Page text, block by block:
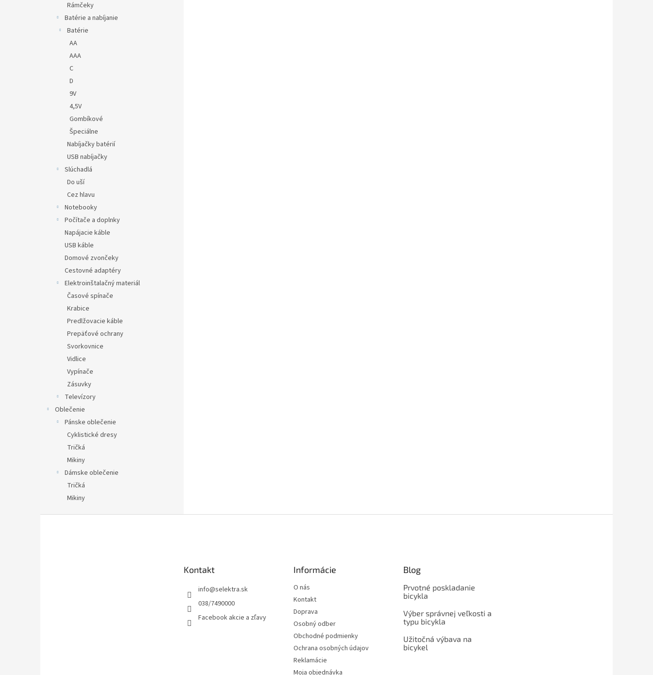
Rámčeky
Batérie a nabíjanie
Batérie
AA
AAA
C
D
9V
4,5V
Gombíkové
Špeciálne
Nabíjačky batérií
USB nabíjačky
Slúchadlá
Do uší
Cez hlavu
Notebooky
Počítače a doplnky
Napájacie káble
USB káble
Domové zvončeky
Cestovné adaptéry
Elektroinštalačný materiál
Časové spínače
Krabice
Predlžovacie káble
Prepäťové ochrany
Svorkovnice
Vidlice
Vypínače
Zásuvky
Televízory
Oblečenie
Pánske oblečenie
Cyklistické dresy
Tričká
Mikiny
Dámske oblečenie
Tričká
Mikiny
Kontakt
info@selektra.sk
038/7490000
Facebook akcie a zľavy
Informácie
O nás
Kontakt
Doprava
Osobný odber
Obchodné podmienky
Ochrana osobných údajov
Reklamácie
Moja objednávka
Blog
Prvotné poskladanie
bicykla
Výber správnej veľkosti a
typu bicykla
Užitočná výbava na
bicykel